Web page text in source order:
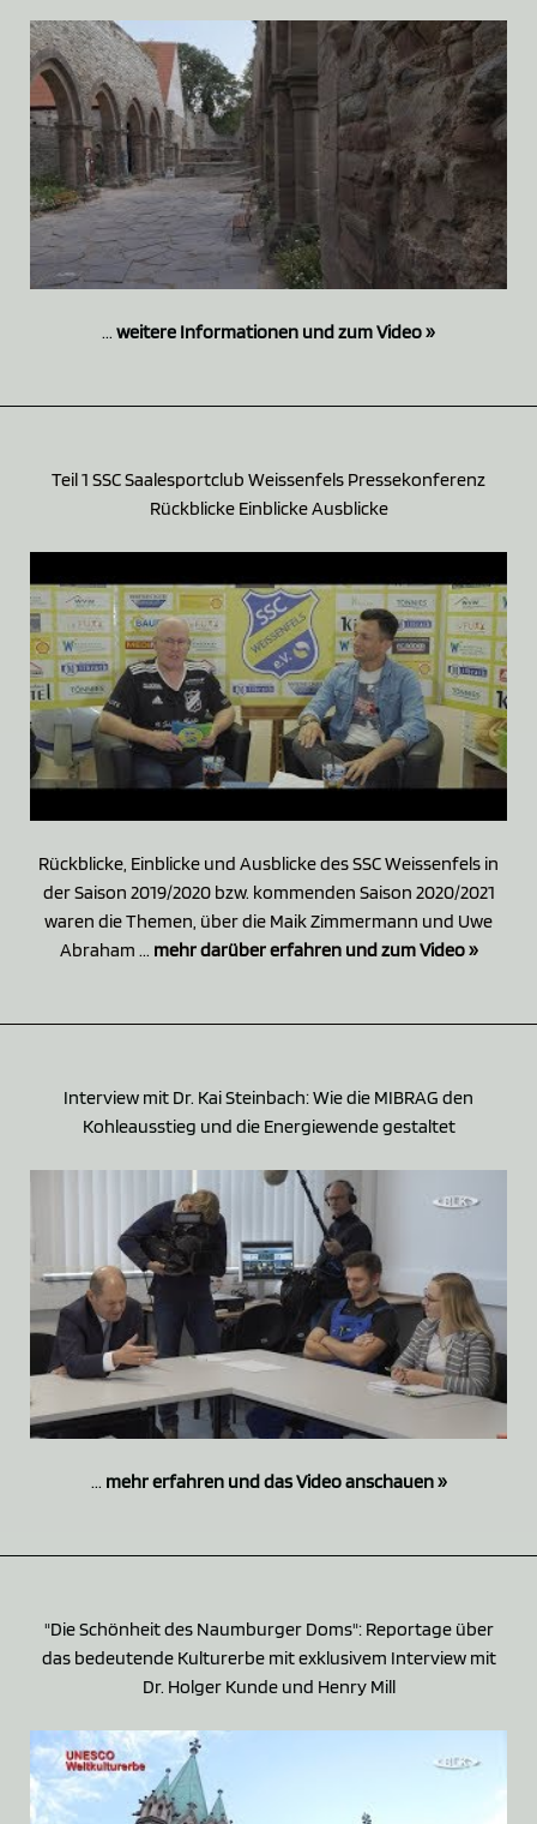
... weitere Informationen und zum Video »
Teil 1 SSC Saalesportclub Weissenfels Pressekonferenz
Rückblicke Einblicke Ausblicke
Rückblicke, Einblicke und Ausblicke des SSC Weissenfels in
der Saison 2019/2020 bzw. kommenden Saison 2020/2021
waren die Themen, über die Maik Zimmermann und Uwe
Abraham ... mehr darüber erfahren und zum Video »
Interview mit Dr. Kai Steinbach: Wie die MIBRAG den
Kohleausstieg und die Energiewende gestaltet
... mehr erfahren und das Video anschauen »
"Die Schönheit des Naumburger Doms": Reportage über
das bedeutende Kulturerbe mit exklusivem Interview mit
Dr. Holger Kunde und Henry Mill